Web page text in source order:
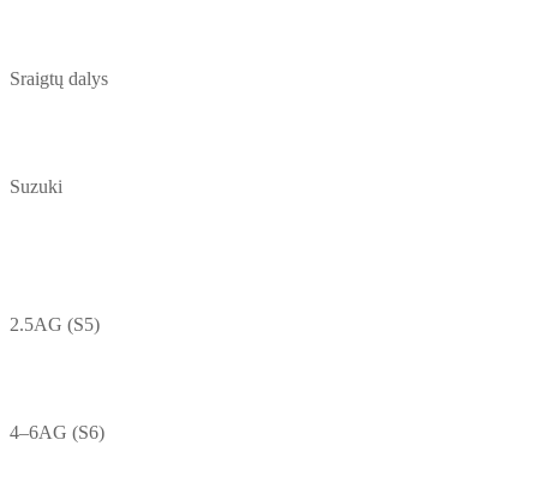
Sraigtų dalys
Suzuki
2.5AG (S5)
4–6AG (S6)